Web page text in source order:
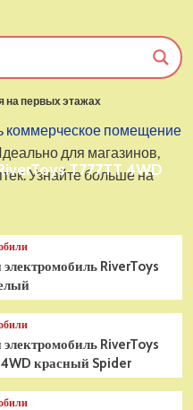
на первых этажах
коммерческое помещение
для магазинов,
Узнайте больше на
T777TT 4WD
RiverToys
RiverToys
красный Spider